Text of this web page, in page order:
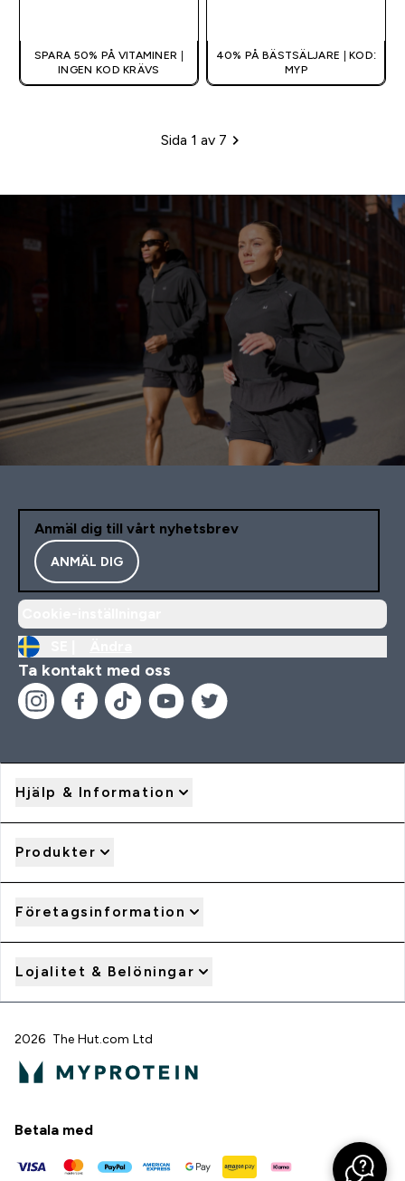
SPARA 50% PÅ VITAMINER |
INGEN KOD KRÄVS
40% PÅ BÄSTSÄLJARE | KOD:
MYP
Sidhänvisning
Sida 1 av 7
Anmäl dig till vårt nyhetsbrev
ANMÄL DIG
Ta kontakt med oss
Hjälp & Information
Produkter
Företagsinformation
Lojalitet & Belöningar
2026 The Hut.com Ltd
Betala med